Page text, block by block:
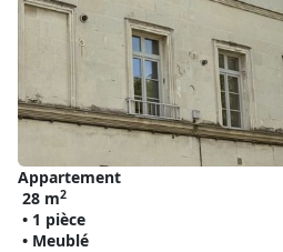
Appartement
28 m2
• 1 pièce
• Meublé